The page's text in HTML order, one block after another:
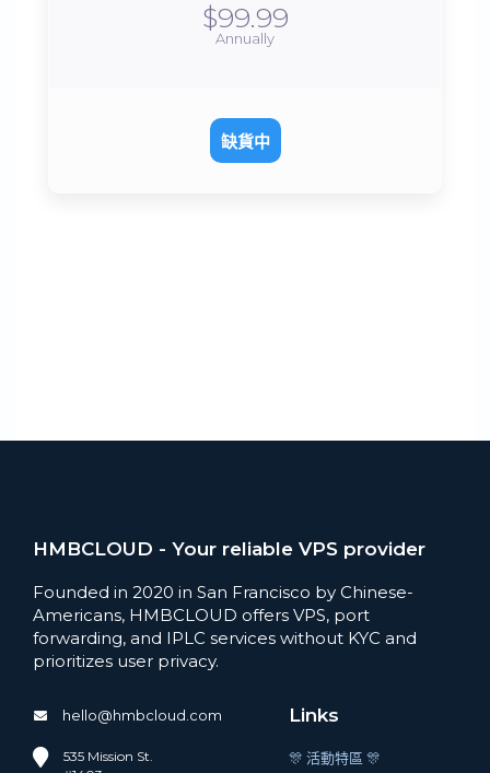
$99.99
Annually
缺貨中
HMBCLOUD - Your reliable VPS provider
Founded in 2020 in San Francisco by Chinese-
Americans, HMBCLOUD offers VPS, port
forwarding, and IPLC services without KYC and
prioritizes user privacy.
hello@hmbcloud.com
535 Mission St.
Links
🎊 活動特區 🎊